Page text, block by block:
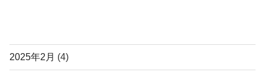
2025年2月 (4)